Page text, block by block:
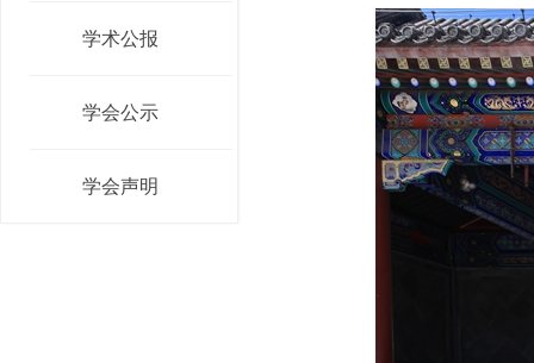
学术公报
学会公示
学会声明